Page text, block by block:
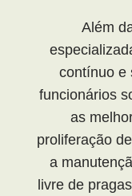
Além
contínuo e
funcionários
as
proliferação
a
livre de